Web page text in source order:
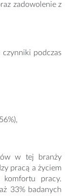
zadowolenie z
podczas
w tej branży
pracą a życiem
komfortu pracy.
33% badanych